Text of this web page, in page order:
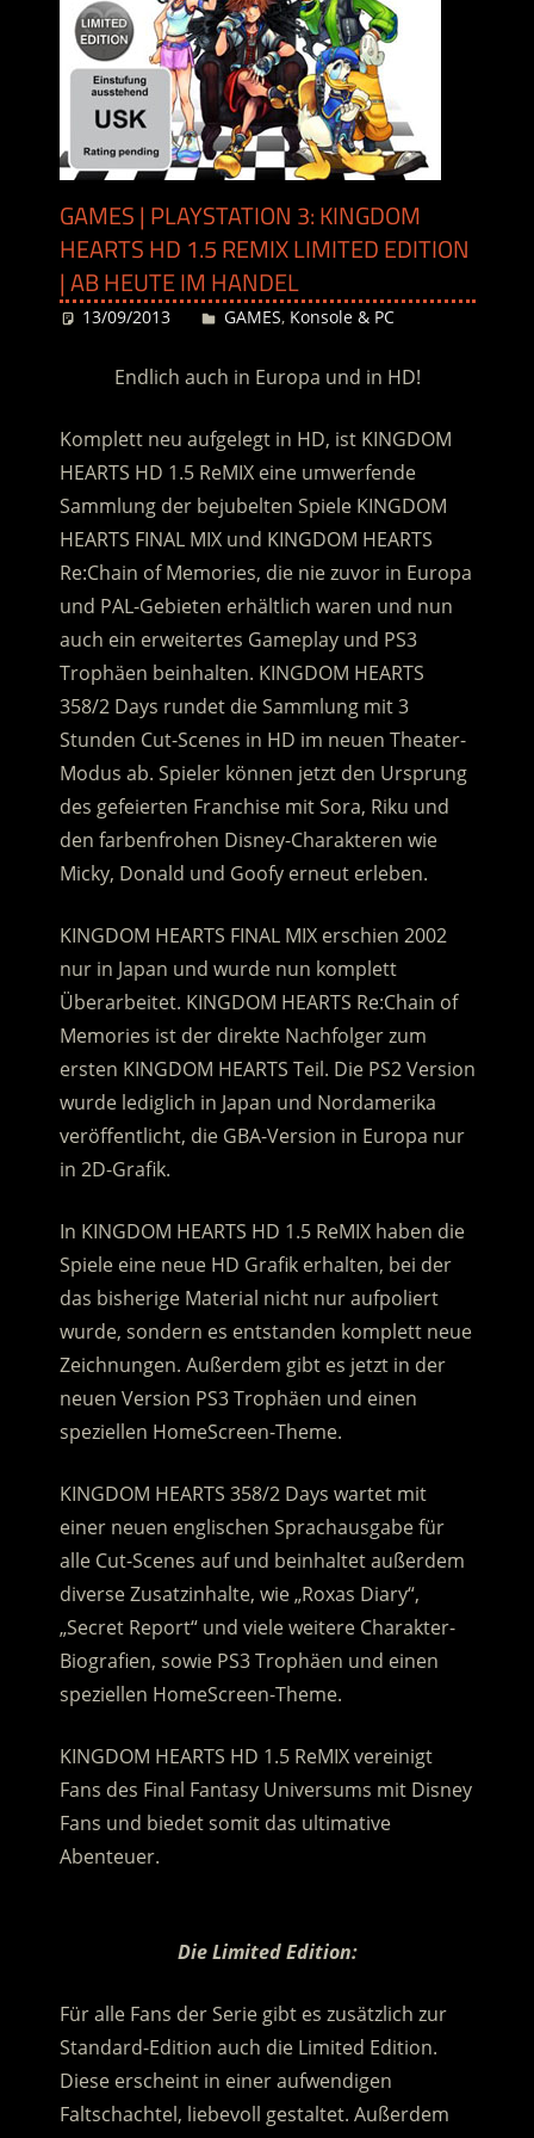
GAMES | PLAYSTATION 3: KINGDOM
HEARTS HD 1.5 REMIX LIMITED EDITION
| AB HEUTE IM HANDEL
13/09/2013 Desiree
GAMES, Konsole & PC
Endlich auch in Europa und in HD!
Komplett neu aufgelegt in HD, ist KINGDOM
HEARTS HD 1.5 ReMIX eine umwerfende
Sammlung der bejubelten Spiele KINGDOM
HEARTS FINAL MIX und KINGDOM HEARTS
Re:Chain of Memories, die nie zuvor in Europa
und PAL-Gebieten erhältlich waren und nun
auch ein erweitertes Gameplay und PS3
Trophäen beinhalten. KINGDOM HEARTS
358/2 Days rundet die Sammlung mit 3
Stunden Cut-Scenes in HD im neuen Theater-
Modus ab. Spieler können jetzt den Ursprung
des gefeierten Franchise mit Sora, Riku und
den farbenfrohen Disney-Charakteren wie
Micky, Donald und Goofy erneut erleben.
KINGDOM HEARTS FINAL MIX erschien 2002
nur in Japan und wurde nun komplett
Überarbeitet. KINGDOM HEARTS Re:Chain of
Memories ist der direkte Nachfolger zum
ersten KINGDOM HEARTS Teil. Die PS2 Version
wurde lediglich in Japan und Nordamerika
veröffentlicht, die GBA-Version in Europa nur
in 2D-Grafik.
In KINGDOM HEARTS HD 1.5 ReMIX haben die
Spiele eine neue HD Grafik erhalten, bei der
das bisherige Material nicht nur aufpoliert
wurde, sondern es entstanden komplett neue
Zeichnungen. Außerdem gibt es jetzt in der
neuen Version PS3 Trophäen und einen
speziellen HomeScreen-Theme.
KINGDOM HEARTS 358/2 Days wartet mit
einer neuen englischen Sprachausgabe für
alle Cut-Scenes auf und beinhaltet außerdem
diverse Zusatzinhalte, wie „Roxas Diary“,
„Secret Report“ und viele weitere Charakter-
Biografien, sowie PS3 Trophäen und einen
speziellen HomeScreen-Theme.
KINGDOM HEARTS HD 1.5 ReMIX vereinigt
Fans des Final Fantasy Universums mit Disney
Fans und biedet somit das ultimative
Abenteuer.
Die Limited Edition:
Für alle Fans der Serie gibt es zusätzlich zur
Standard-Edition auch die Limited Edition.
Diese erscheint in einer aufwendigen
Faltschachtel, liebevoll gestaltet. Außerdem